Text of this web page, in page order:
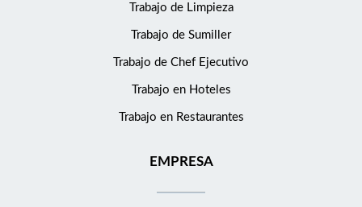
Trabajo de Limpieza
Trabajo de Sumiller
Trabajo de Chef Ejecutivo
Trabajo en Hoteles
Trabajo en Restaurantes
EMPRESA